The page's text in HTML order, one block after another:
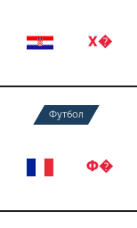
Х�
Футбол
Ф�